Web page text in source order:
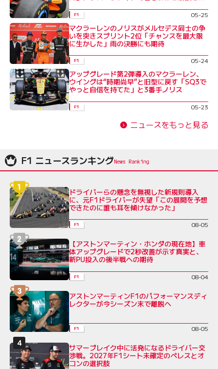
F1 05-25
マクラーレンのノリスがメルセデス同士の争
いを突きスプリント2位「チャンスを最大限
に生かした」雨の決勝にも期待
F1 05-24
アップグレード第2弾導入のマクラーレン、
ウイングは“時期尚早”と旧型に戻す「SQ3で
やっと自信を持てた」と3番手ノリス
F1 05-23
ニュースをもっと見る
F1 ニュースランキング
ドライバーらの懸念を無視した新規則導入
に、元F1ドライバーが失望「この展開を予想
できたのに誰も耳を傾けなかった」
F1 08-05
【アストンマーティン・ホンダの現在地】車
体アップグレードで2秒改善が示す真実と、
新PU投入の後半戦への期待
F1 08-04
アストンマーティンF1のパフォーマンスディ
レクターが今シーズン末で離脱へ
F1 08-05
サマーブレイク中に活発になるドライバー交
渉戦。2027年F1シート未確定のペレスとオ
コンの選択肢